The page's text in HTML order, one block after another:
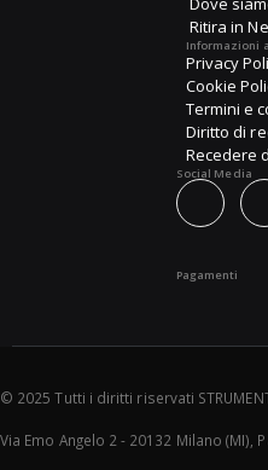
Ritira in
Informazioni
Privacy
Cookie
Termini e
Diritto di
Recedere
Social Media
Pagamenti
© 2025 Tutti i diritti riservati STRUMENTI
Via Emo Angelo 2 - 20132 Milano (MI),